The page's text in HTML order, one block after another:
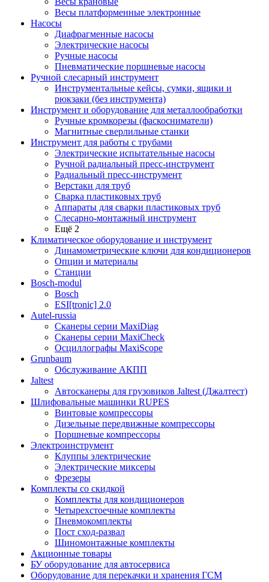
Весы платформенные электронные
Насосы
Диафрагменные насосы
Электрические насосы
Ручные насосы
Пневматические поршневые насосы
Ручной слесарный инструмент
Инструментальные кейсы, сумки, ящики и
рюкзаки (без инструмента)
Инструмент и оборудование для металлообработки
Ручные кромкорезы (фаскосниматели)
Магнитные сверлильные станки
Инструмент для работы с трубами
Электрические испытательные насосы
Ручной радиальный пресс-инструмент
Радиальный пресс-инструмент
Верстаки для труб
Сварка пластиковых труб
Аппараты для сварки пластиковых труб
Слесарно-монтажный инструмент
Ещё 2
Климатическое оборудование и инструмент
Динамометрические ключи для кондиционеров
Опции и материалы
Станции
Bosch-modul
Bosch
ESI[tronic] 2.0
Autel-russia
Сканеры серии MaxiDiag
Сканеры серии MaxiCheck
Осциллографы MaxiScope
Grunbaum
Обслуживание АКПП
Jaltest
Автосканеры для грузовиков Jaltest (Джалтест)
Шлифовальные машинки RUPES
Винтовые компрессоры
Дизельные передвижные компрессоры
Поршневые компрессоры
Электроинструмент
Клуппы электрические
Электрические миксеры
Фрезеры
Комплекты со скидкой
Комплекты для кондиционеров
Четырехстоечные комплекты
Пневмокомплекты
Пост сход-развал
Шиномонтажные комплекты
Акционные товары
БУ оборудование для автосервиса
Оборудование для перекачки и хранения ГСМ